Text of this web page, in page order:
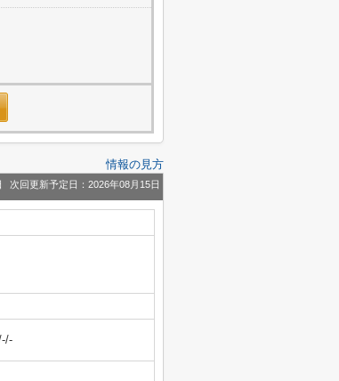
情報の見方
次回更新予定日：2026年08月15日